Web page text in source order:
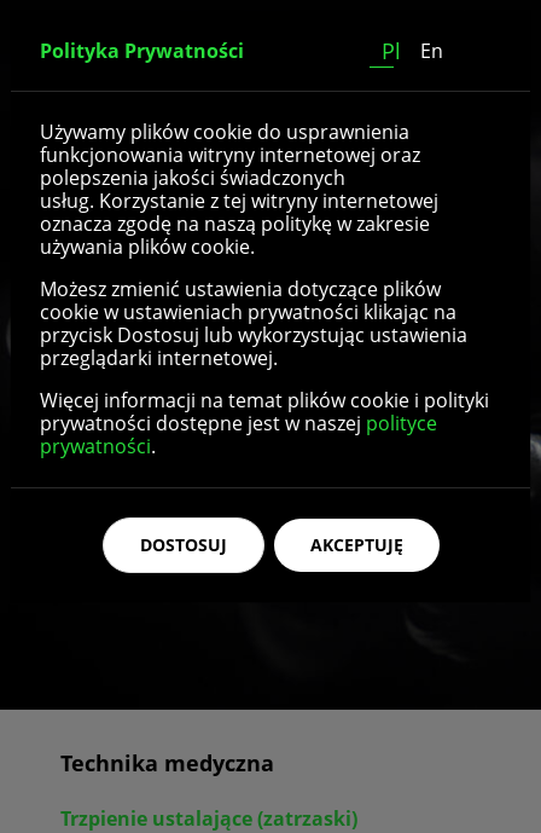
Trzpienie ustalające
(zatrzaski)
Technika medyczna
Trzpienie ustalające (zatrzaski)
Polityka Prywatności Pl En
Używamy plików cookie do usprawnienia
funkcjonowania witryny internetowej oraz
polepszenia jakości świadczonych
usług. Korzystanie z tej witryny internetowej
oznacza zgodę na naszą politykę w zakresie
używania plików cookie.
Możesz zmienić ustawienia dotyczące plików
cookie w ustawieniach prywatności klikając na
przycisk Dostosuj lub wykorzystując ustawienia
przeglądarki internetowej.
Więcej informacji na temat plików cookie i polityki
prywatności dostępne jest w naszej polityce
prywatności.
DOSTOSUJ AKCEPTUJĘ